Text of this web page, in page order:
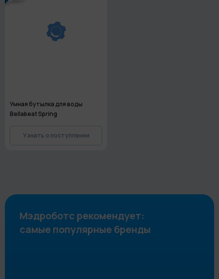
Умная бутылка для воды
Bellabeat Spring
Узнать о поступлении
Мэдроботс рекомендует:
самые популярные бренды